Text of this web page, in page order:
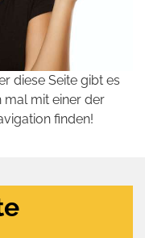
diese Seite gibt es
mal mit einer der
finden!